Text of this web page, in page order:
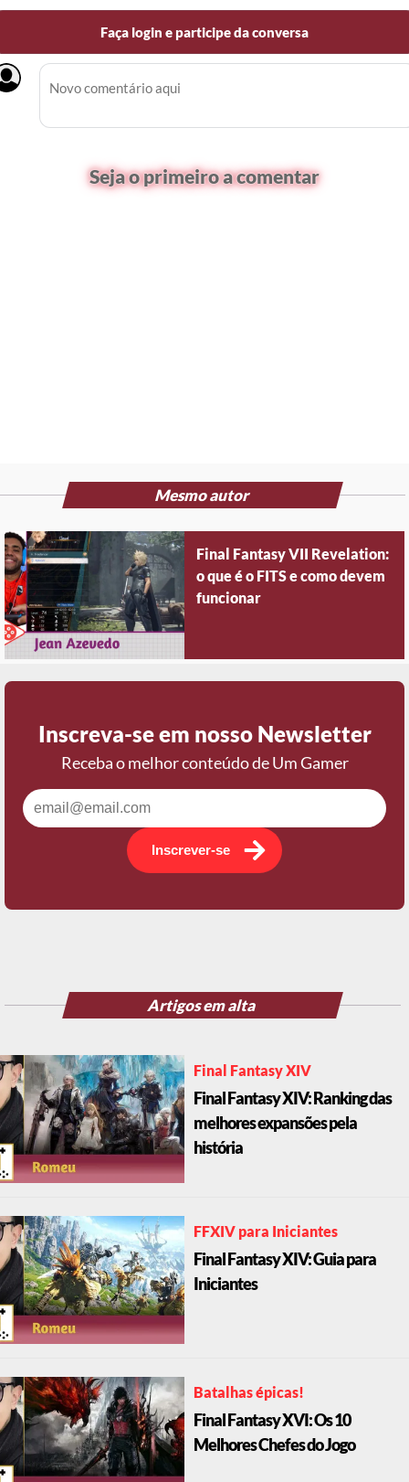
Faça login e participe da conversa
Seja o primeiro a comentar
Mesmo autor
Final Fantasy VII Revelation:
o que é o FITS e como devem
funcionar
Inscreva-se em nosso Newsletter
Receba o melhor conteúdo de Um Gamer
Inscrever-se
Artigos em alta
Final Fantasy XIV
Final Fantasy XIV: Ranking das
melhores expansões pela
história
FFXIV para Iniciantes
Final Fantasy XIV: Guia para
Iniciantes
Batalhas épicas!
Final Fantasy XVI: Os 10
Melhores Chefes do Jogo